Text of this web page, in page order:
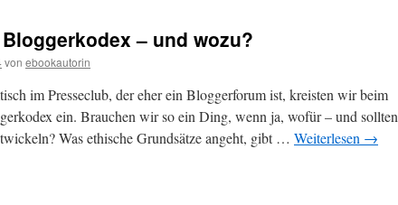
– und wozu?
von ebookautorin
im Presseclub, der eher ein Bloggerforum ist, kreisten wir beim
ein. Brauchen wir so ein Ding, wenn ja, wofür – und sollten
Was ethische Grundsätze angeht, gibt … Weiterlesen →